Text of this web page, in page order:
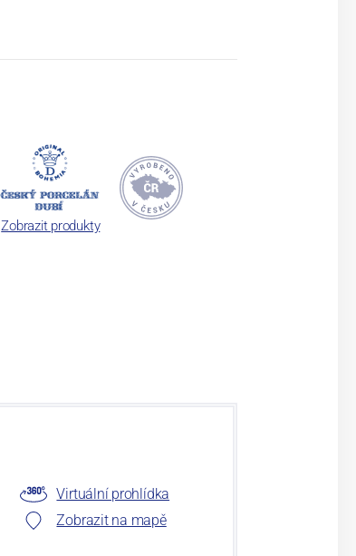
Zobrazit produkty
Virtuální prohlídka
Zobrazit na mapě